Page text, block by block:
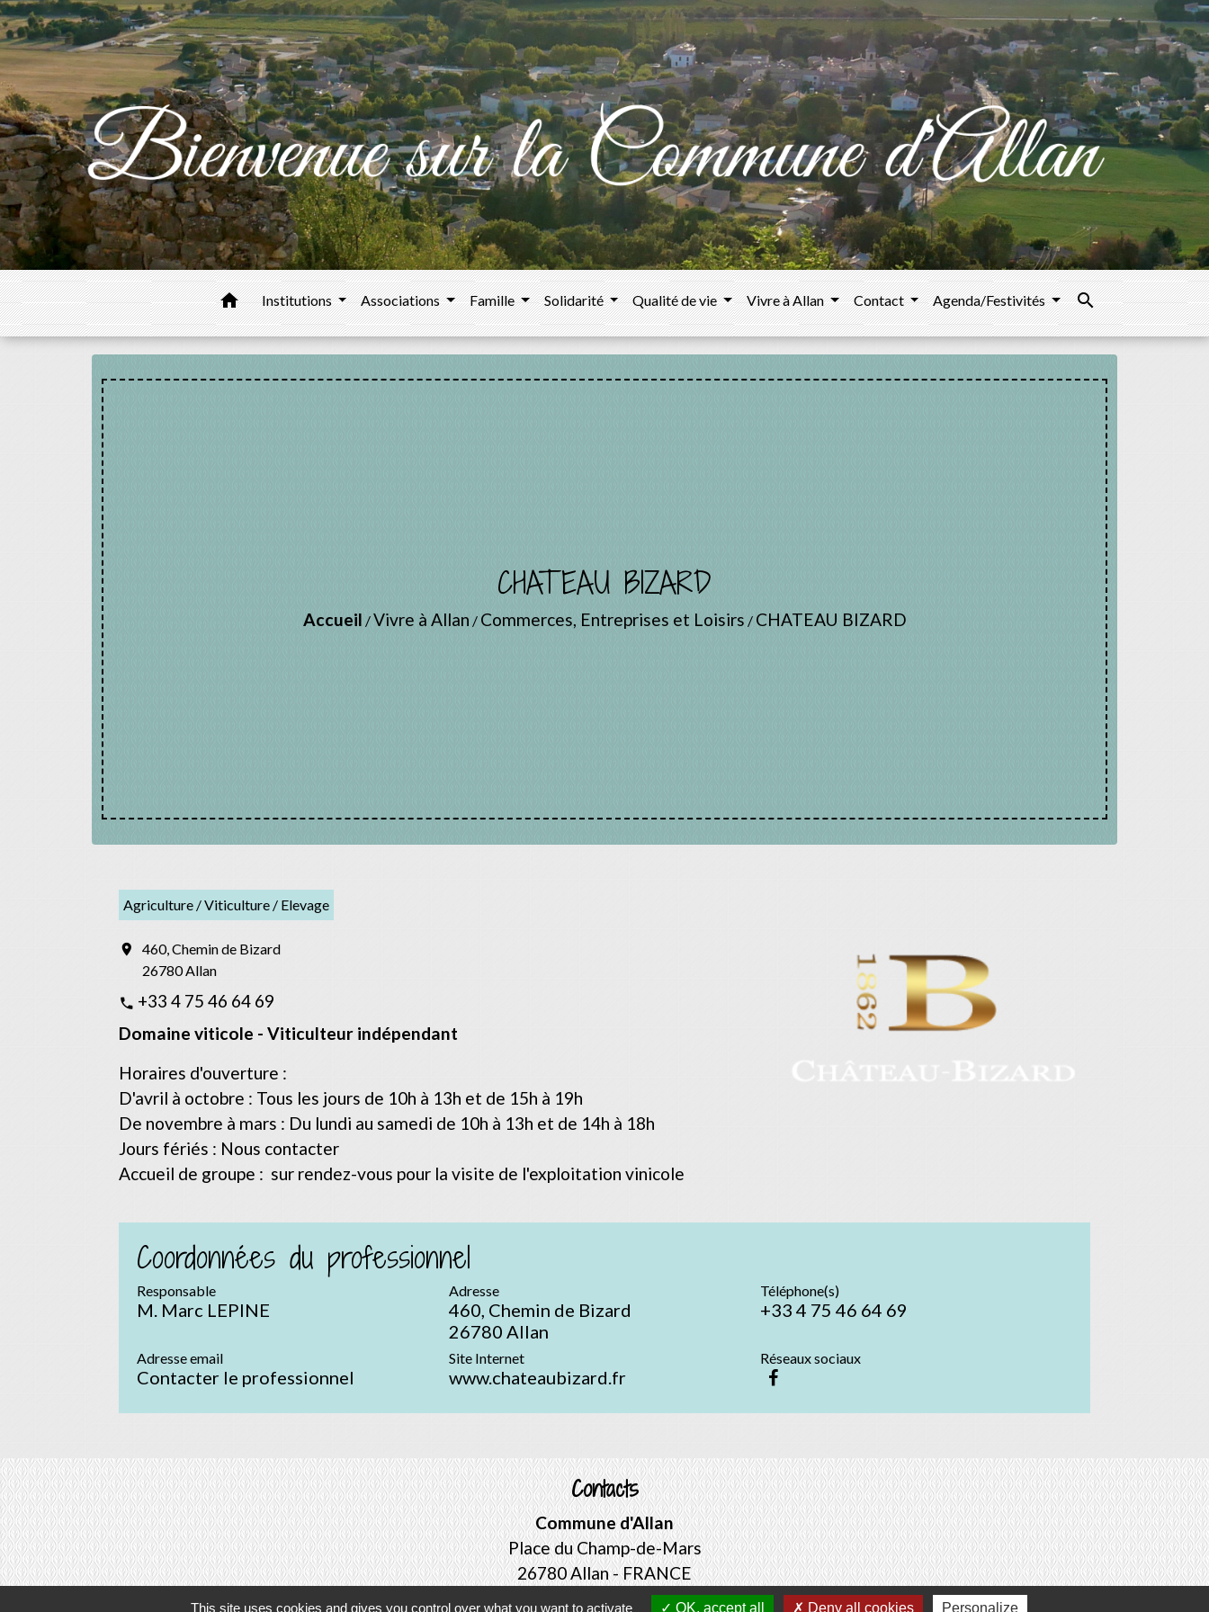
home Institutions Associations Famille Solidarité Qualité de vie Vivre à Allan Contact Agenda/Festivités search
CHATEAU BIZARD
Accueil /Vivre à Allan / Commerces, Entreprises et Loisirs / CHATEAU BIZARD
Agriculture / Viticulture / Elevage
location_on
460, Chemin de Bizard
26780 Allan
phone +33 4 75 46 64 69
Domaine viticole - Viticulteur indépendant
Horaires d'ouverture :
D'avril à octobre : Tous les jours de 10h à 13h et de 15h à 19h
De novembre à mars : Du lundi au samedi de 10h à 13h et de 14h à 18h
Jours fériés : Nous contacter
Accueil de groupe : sur rendez-vous pour la visite de l'exploitation vinicole
Coordonnées du professionnel
Responsable
M. Marc LEPINE
Adresse
460, Chemin de Bizard
26780 Allan
Téléphone(s)
+33 4 75 46 64 69
Adresse email
Contacter le professionnel
Site Internet
www.chateaubizard.fr
Réseaux sociaux
Contacts
Commune d'Allan
Place du Champ-de-Mars
26780 Allan - FRANCE
+33 4 75 46 60 62
This site uses cookies and gives you control over what you want to activate OK, accept all Deny all cookies Personalize